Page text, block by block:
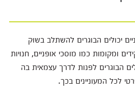
יכולים הבוגרים להשתלב בשוק
ומקומות כמו מוסכי אופניים, חנויות
הבוגרים לפנות לדרך עצמאית בה
לכל המעוניינים בכך.